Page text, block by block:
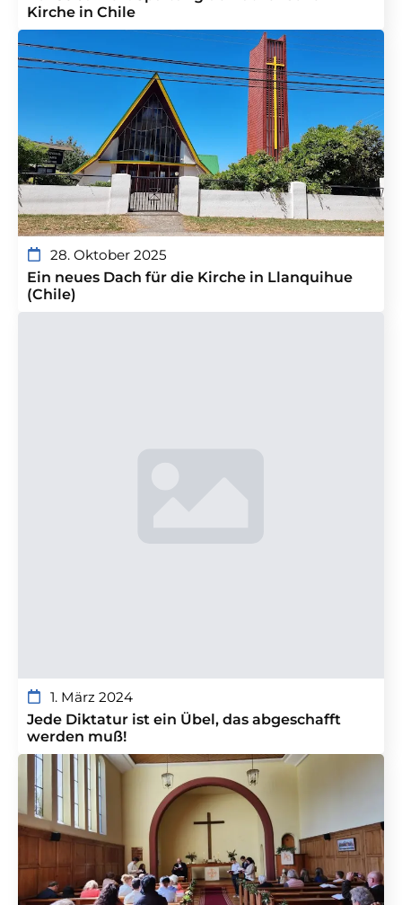
Kirche in Chile
28. Oktober 2025
Ein neues Dach für die Kirche in Llanquihue
(Chile)
1. März 2024
Jede Diktatur ist ein Übel, das abgeschafft
werden muß!